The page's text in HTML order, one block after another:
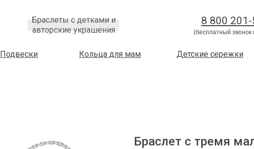
8 800
(бесплатный звонок
Браслеты с детками и
авторские украшения
Детские сережки
Кольца для мам
Подвески
Браслет с тремя